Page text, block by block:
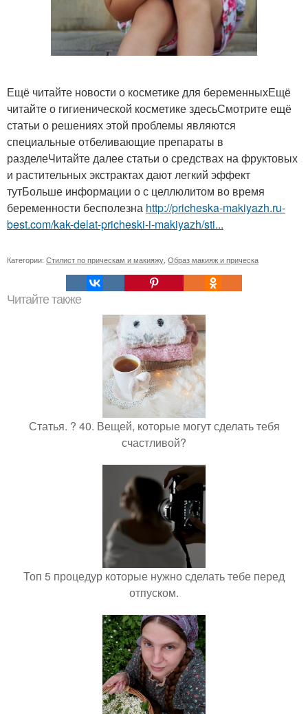
Ещё читайте новости о косметике для беременныхЕщё
читайте о гигиенической косметике здесьСмотрите ещё
статьи о решениях этой проблемы являются
специальные отбеливающие препараты в
разделеЧитайте далее статьи о средствах на фруктовых
и растительных экстрактах дают легкий эффект
тутБольше информации о с целлюлитом во время
беременности бесполезна http://pricheska-makiyazh.ru-
best.com/kak-delat-pricheski-i-makiyazh/sti...
Категории: Стилист по прическам и макияжу Образ макияж и прическа
Читайте также
Статья. ? 40. Вещей, которые могут сделать тебя
счастливой?
Топ 5 процедур которые нужно сделать тебе перед
отпуском.